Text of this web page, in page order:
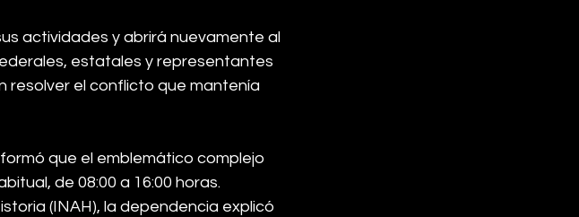
actividades y abrirá nuevamente al
estatales y representantes
resolver el conflicto que mantenía
que el emblemático complejo
de 08:00 a 16:00 horas.
(INAH), la dependencia explicó